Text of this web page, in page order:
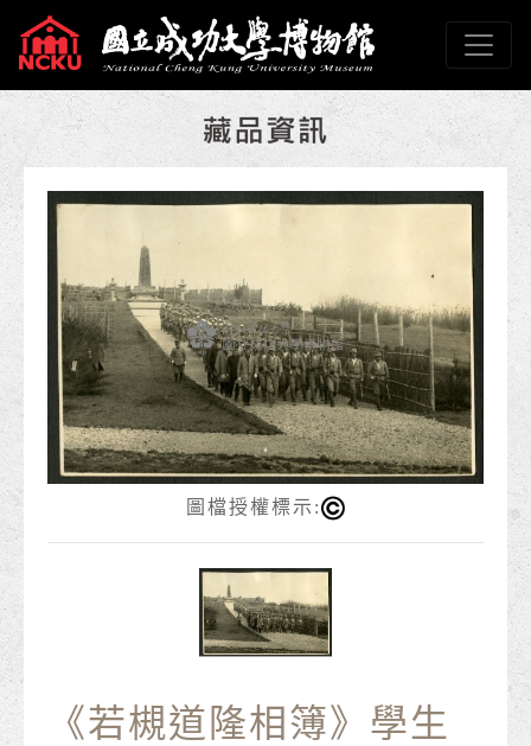
跳到主要內容
國立成功大學博物館
網頁導覽
:::
圖檔授權標示:
《若槻道隆相簿》學生